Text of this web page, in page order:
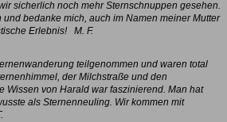
sicherlich noch mehr Sternschnuppen gesehen.
bedanke mich, auch im Namen meiner Mutter
Erlebnis! M. F.
teilgenommen und waren total
der Milchstraße und den
Wissen von Harald war faszinierend. Man hat
als Sternenneuling. Wir kommen mit